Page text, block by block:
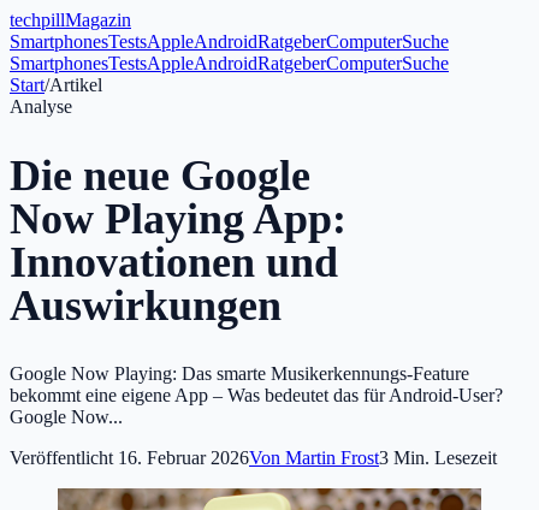
techpillMagazin
SmartphonesTestsAppleAndroidRatgeberComputerSuche
SmartphonesTestsAppleAndroidRatgeberComputerSuche
Start/Artikel
Analyse
Die neue Google
Now Playing App:
Innovationen und
Auswirkungen
Google Now Playing: Das smarte Musikerkennungs-Feature
bekommt eine eigene App – Was bedeutet das für Android-User?
Google Now...
Veröffentlicht 16. Februar 2026Von Martin Frost3 Min. Lesezeit